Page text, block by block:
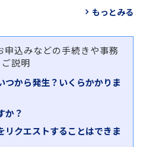
開講座
議の質の向上と生産性向上
に合わせて、ラインナップ
ナップ
ない」とお悩みのお客さま
せください。弊社担当者が
互いが納得する着地点を見つ
負かすこと」ではなく、
果を出す」ことです。本研
回し）、②好調のゴールの
、③実践 の手順で交渉の手
たい方
務に必要な調整力・交渉力
ディでは、実際に社内外との
で生かせる調整力をしっか
たいことを相手にうまく伝
アサーティブコミュニケー
します。
っている方
張してしまい、かえって相
が多い方
もっとみる
申込みなどの手続きや事務
説明
つから発生？いくらかかりま
か？
リクエストすることはできま